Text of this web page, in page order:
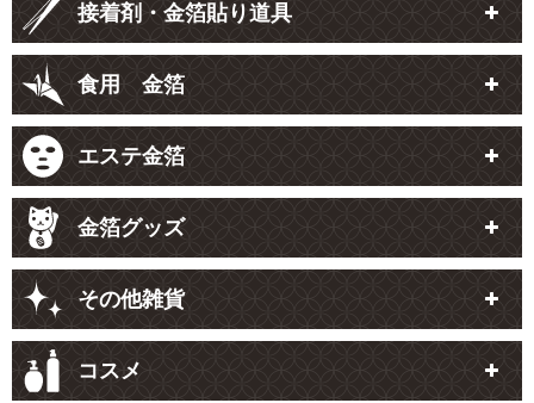
接着剤・金箔貼り道具
食用 金箔
エステ金箔
金箔グッズ
その他雑貨
コスメ